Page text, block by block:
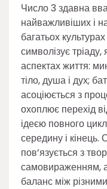
Число 3 здавна
найважливіших і
багатьох
символізує
аспектах життя:
тіло, душа і дух;
асоціюється з
охоплює перехід
ідеєю повного
середину і кінець.
пов’язується з
самовираженням,
баланс між